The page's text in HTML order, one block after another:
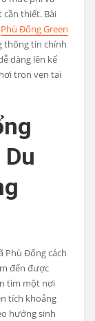
cần thiết. Bài
Phù Đổng Green
thông tin chính
dàng lên kế
trọn vẹn tại
Phù Đổng cách
đến được
tìm một nơi
tích khoảng
hướng sinh